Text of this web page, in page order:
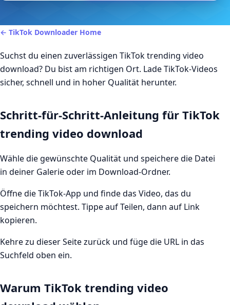
← TikTok Downloader Home
Suchst du einen zuverlässigen TikTok trending video
download? Du bist am richtigen Ort. Lade TikTok-Videos
sicher, schnell und in hoher Qualität herunter.
Schritt-für-Schritt-Anleitung für TikTok
trending video download
Wähle die gewünschte Qualität und speichere die Datei
in deiner Galerie oder im Download-Ordner.
Öffne die TikTok-App und finde das Video, das du
speichern möchtest. Tippe auf Teilen, dann auf Link
kopieren.
Kehre zu dieser Seite zurück und füge die URL in das
Suchfeld oben ein.
Warum TikTok trending video